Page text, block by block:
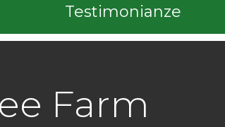
Testimonianze
Farm